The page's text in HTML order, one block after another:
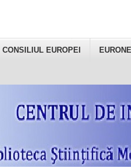
CONSILIUL EUROPEI